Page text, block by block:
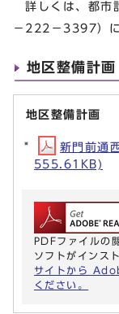
詳しくは、都市
－222－3397）に
地区整備計画
地区整備計画
新門前通
555.61KB)
PDFファイルの
ソフトがインス
サイトから
ください。